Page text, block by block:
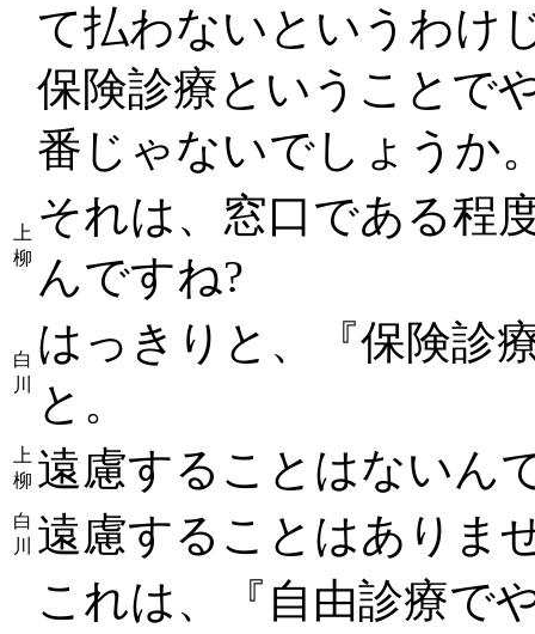
て払わないというわけ
保険診療ということで
番じゃないでしょうか
上
柳
それは、窓口である程
んですね?
白
川
はっきりと、『保険診
と。
上
柳 遠慮することはないん
白
川
遠慮することはありま
これは、『自由診療で